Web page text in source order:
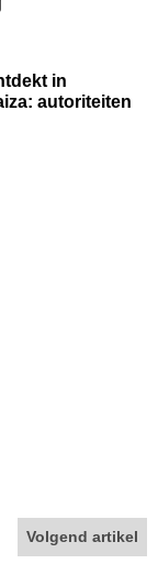
in
autoriteiten
Volgend artikel